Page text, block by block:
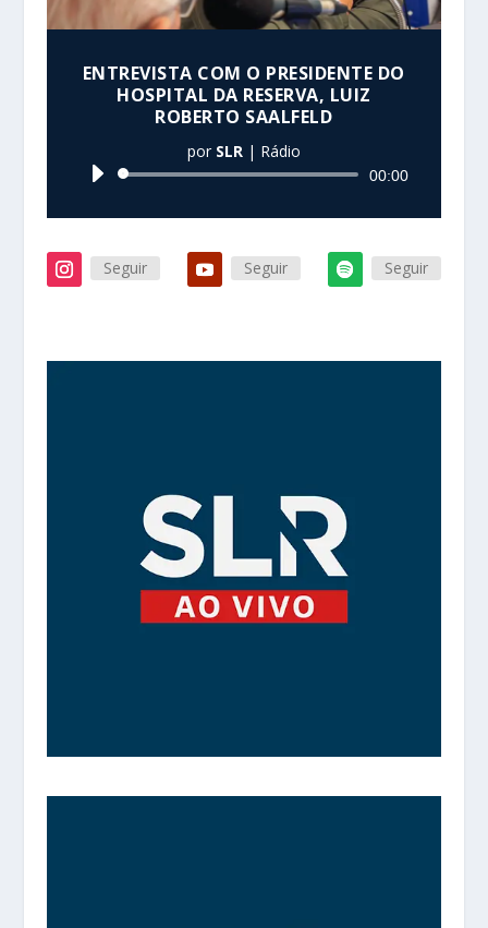
ENTREVISTA COM O PRESIDENTE DO
HOSPITAL DA RESERVA, LUIZ
ROBERTO SAALFELD
por SLR| Rádio
Tocador
áudio
00:00
Seguir Seguir Seguir